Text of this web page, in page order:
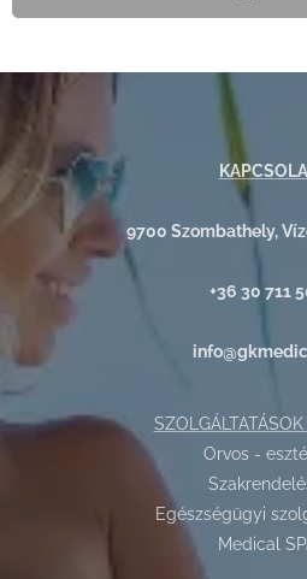
9700 Szombathely,
+36 30 711
Orvos -
Egészségügyi
Medical